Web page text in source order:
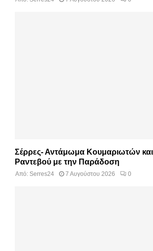
Σέρρες- Αντάμωμα Κουμαριωτών
Ραντεβού με την Παράδοση
Από: Serres24 7 Αυγούστου 2026 0